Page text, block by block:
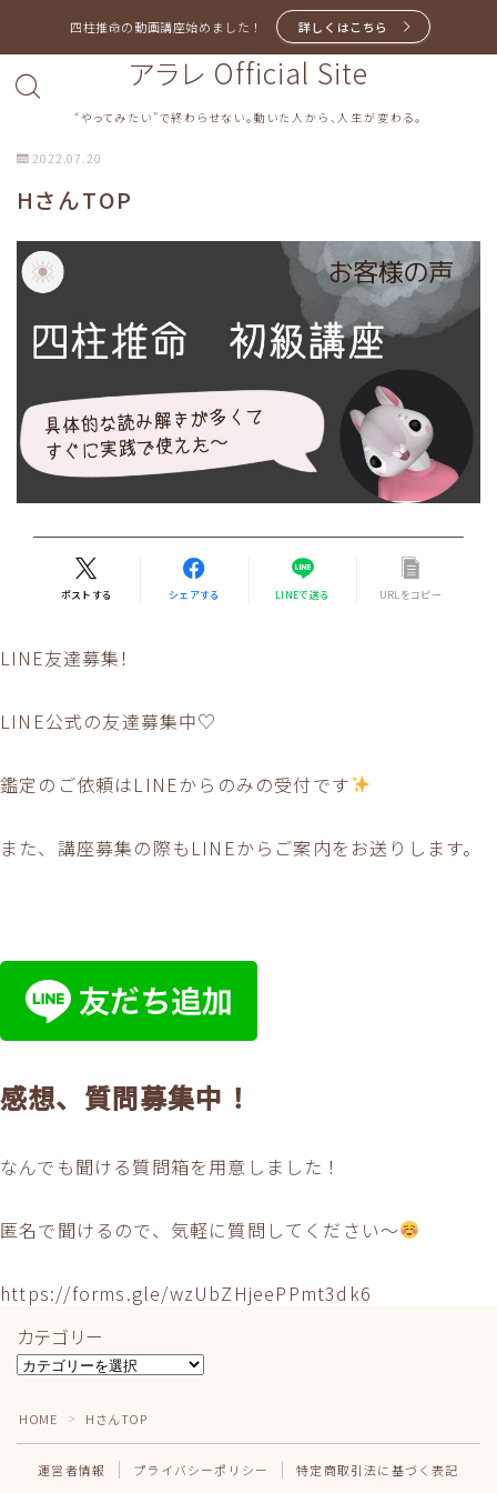
四柱推命の動画講座始めました！ 詳しくはこちら
アラレ Official Site
“やってみたい”で終わらせない。動いた人から、人生が変わる。
2022.07.20
HさんTOP
ポストする シェアする LINEで送る URLをコピー
LINE友達募集！
LINE公式の友達募集中♡
鑑定のご依頼はLINEからのみの受付です
また、講座募集の際もLINEからご案内をお送りします。
感想、質問募集中！
なんでも聞ける質問箱を用意しました！
匿名で聞けるので、気軽に質問してください〜
https://forms.gle/wzUbZHjeePPmt3dk6
カテゴリー
カ
ゴ
リ
HOME ＞ HさんTOP
運営者情報 プライバシーポリシー 特定商取引法に基づく表記